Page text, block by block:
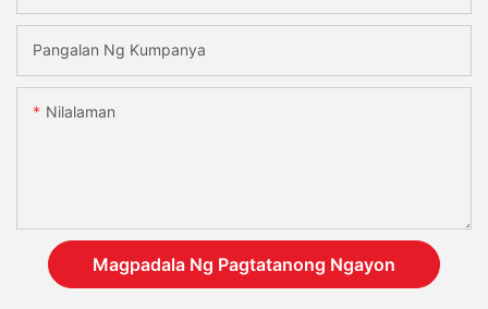
Pangalan Ng Kumpanya
Nilalaman
Magpadala Ng Pagtatanong Ngayon